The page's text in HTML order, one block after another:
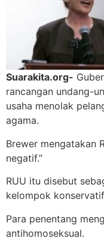
Suarakita.org-
rancangan undang-
usaha menolak
agama.
Brewer mengatakan
negatif.”
RUU itu disebut
kelompok
Para penentang
antihomoseksual.